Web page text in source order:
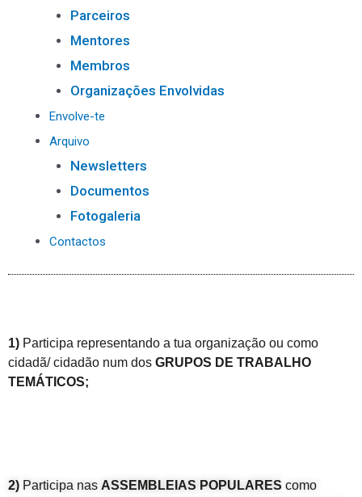
Parceiros
Mentores
Membros
Organizações Envolvidas
Envolve-te
Arquivo
Newsletters
Documentos
Fotogaleria
Contactos
1) Participa representando a tua organização ou como
cidadã/ cidadão num dos GRUPOS DE TRABALHO
TEMÁTICOS;
2) Participa nas ASSEMBLEIAS POPULARES como